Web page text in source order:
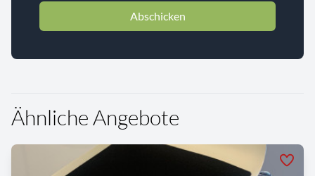
Abschicken
Ähnliche Angebote